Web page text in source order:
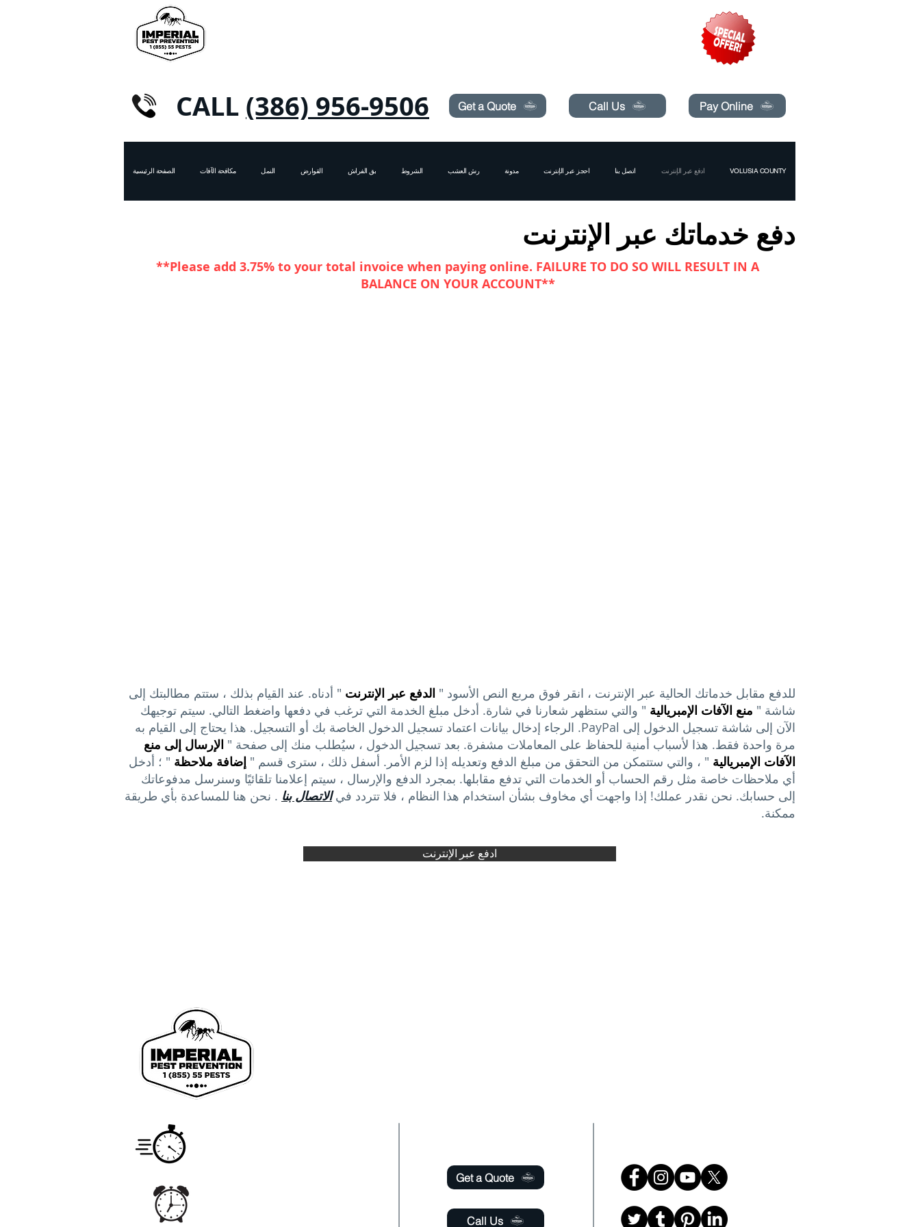
CALL (386) 956-9506 Get a Quote Call Us Pay Online
الصفحة الرئيسية مكافحة الآفات النمل القوارض بق الفراش الشروط رش العشب مدونة احجز عبر الإنترنت اتصل بنا ادفع عبر الإنترنت VOLUSIA COUNTY
دفع خدماتك عبر الإنترنت
**Please add 3.75% to your total invoice when paying online. FAILURE TO DO SO WILL RESULT IN A
BALANCE ON YOUR ACCOUNT**
للدفع مقابل خدماتك الحالية عبر الإنترنت ، انقر فوق مربع النص الأسود " الدفع عبر الإنترنت " أدناه. عند القيام بذلك ، ستتم مطالبتك إلى
شاشة " منع الآفات الإمبريالية " والتي ستظهر شعارنا في شارة. أدخل مبلغ الخدمة التي ترغب في دفعها واضغط التالي. سيتم توجيهك
الآن إلى شاشة تسجيل الدخول إلى PayPal. الرجاء إدخال بيانات اعتماد تسجيل الدخول الخاصة بك أو التسجيل. هذا يحتاج إلى القيام به
مرة واحدة فقط. هذا لأسباب أمنية للحفاظ على المعاملات مشفرة. بعد تسجيل الدخول ، سيُطلب منك إلى صفحة " الإرسال إلى منع
الآفات الإمبريالية " ، والتي ستتمكن من التحقق من مبلغ الدفع وتعديله إذا لزم الأمر. أسفل ذلك ، سترى قسم " إضافة ملاحظة " ؛ أدخل
أي ملاحظات خاصة مثل رقم الحساب أو الخدمات التي تدفع مقابلها. بمجرد الدفع والإرسال ، سيتم إعلامنا تلقائيًا وسنرسل مدفوعاتك
إلى حسابك. نحن نقدر عملك! إذا واجهت أي مخاوف بشأن استخدام هذا النظام ، فلا تتردد في الاتصال بنا . نحن هنا للمساعدة بأي طريقة
ممكنة.
ادفع عبر الإنترنت
Call Us
Get a Quote